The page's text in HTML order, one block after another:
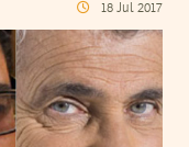
18 Jul 2017